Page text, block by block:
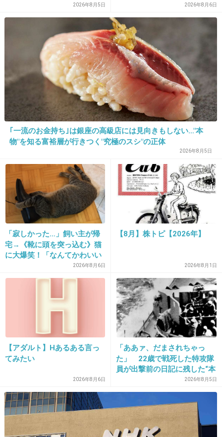
19. 匿名2013/04/30(火) 16:08:07
朋ちゃんの歌声はやはり綺麗だし、朋ちゃんの
代表作になったらいいな～
+45
20. 匿名 2013/04/30(火) 16:08:15
色んな事を乗り越えた今の歌声で是非聞いてみ
たい
21. 匿名2013/04/30(火) 16:09:02
>>18
それもカバーでは？
今、年相応の実力で（変に若作りせず）勝負す
る女性歌手が少ないから、朋ちゃんに期待して
る。
出典：girlschannel.net
2026年8月5日
ファンの人なら、知りたいん
じゃないか」
2026年8月6日
｢一流のお金持ち｣は銀座の高級店には見向きもしない…"本
物"を知る富裕層が行きつく"究極のスシ"の正体
2026年8月5日
「寂しかった…」飼い主が帰
宅→《靴に頭を突っ込む》猫
に大爆笑！「なんてかわいい
んだろう」「うちの猫もクサ
いものが好き」
2026年8月6日
【8月】株トピ【2026年】
2026年8月1日
【アダルト】Hあるある言っ
てみたい
2026年8月6日
「ああァ、だまされちゃっ
た」 22歳で戦死した特攻隊
員が出撃前の日記に残した“本
2026年8月5日